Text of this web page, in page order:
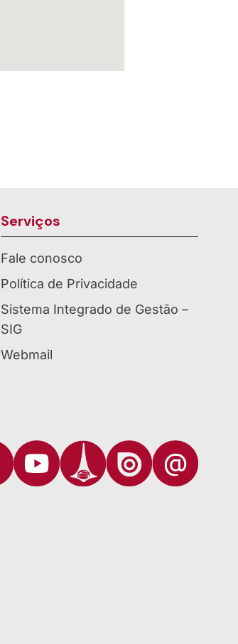
Serviços
Fale conosco
Política de Privacidade
Sistema Integrado de Gestão –
SIG
Webmail